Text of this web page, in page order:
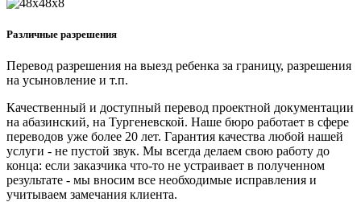
Различные разрешения
Перевод разрешения на выезд ребенка за границу, разрешения
на усыновление и т.п.
Качественный и доступный перевод проектной документации
на абазинский, на Тургеневской. Наше бюро работает в сфере
переводов уже более 20 лет. Гарантия качества любой нашей
услуги - не пустой звук. Мы всегда делаем свою работу до
конца: если заказчика что-то не устраивает в полученном
результате - мы вносим все необходимые исправления и
учитываем замечания клиента.